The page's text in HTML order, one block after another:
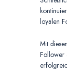
loyalen
Mit
Follower